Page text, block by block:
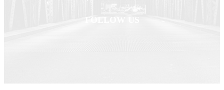
FOLLOW US